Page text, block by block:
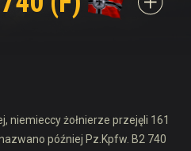
niemieccy żołnierze przejęli 161
później Pz.Kpfw. B2 740